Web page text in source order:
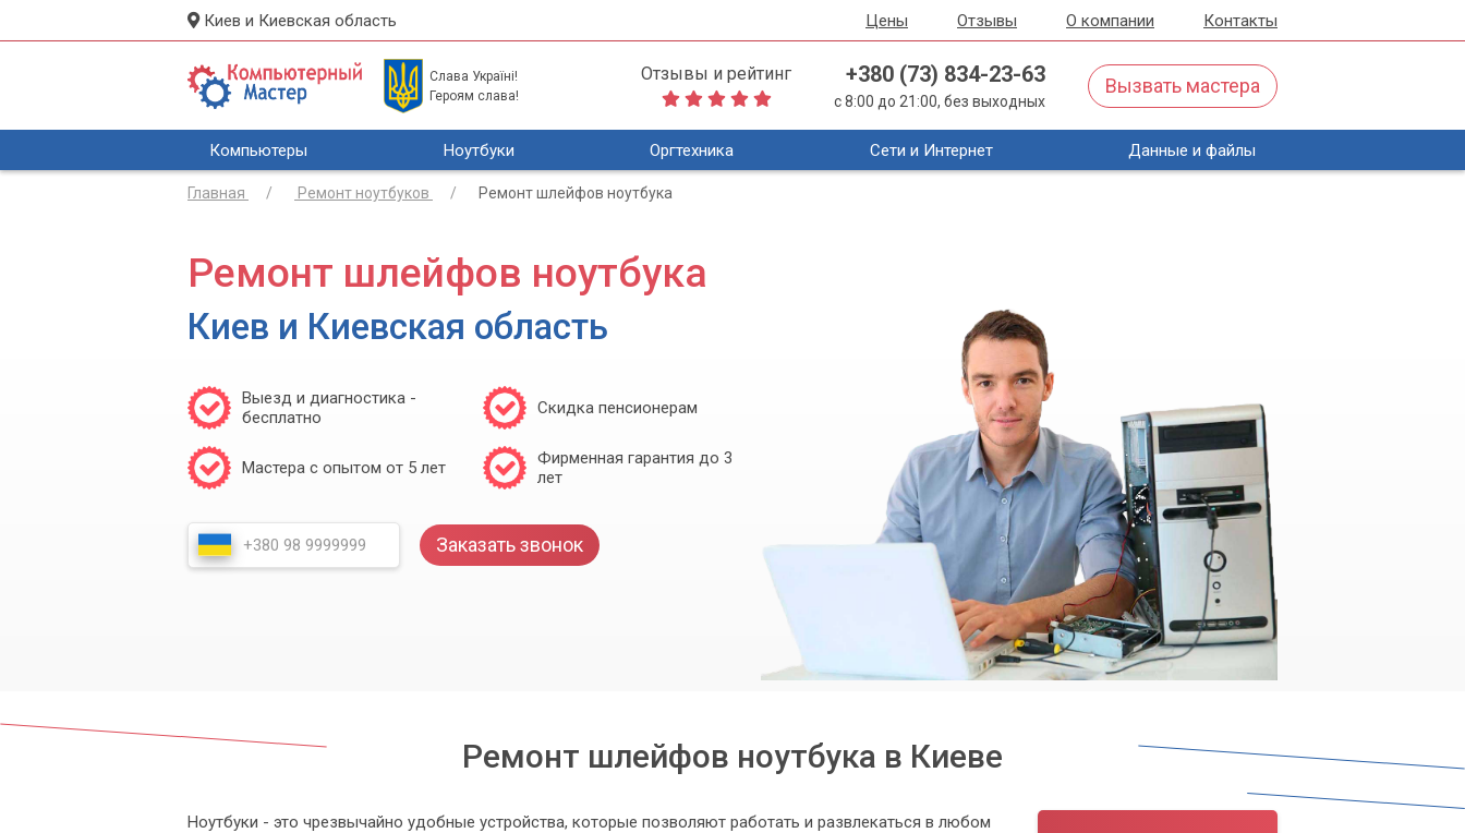
Киев и Киевская область Цены Отзывы О компании Контакты
Слава Україні!
Героям слава!
Отзывы и рейтинг +380 (73) 834-23-63
с 8:00 до 21:00, без выходных
Вызвать мастера
Компьютеры Ноутбуки Оргтехника Сети и Интернет Данные и файлы
Главная Ремонт ноутбуков Ремонт шлейфов ноутбука
Ремонт шлейфов ноутбука
Киев и Киевская область
Выезд и диагностика -
бесплатно
Скидка пенсионерам
Мастера с опытом от 5 лет
Фирменная гарантия до 3
лет
Заказать звонок
Ремонт шлейфов ноутбука в Киеве
Ноутбуки - это чрезвычайно удобные устройства, которые позволяют работать и развлекаться в любом